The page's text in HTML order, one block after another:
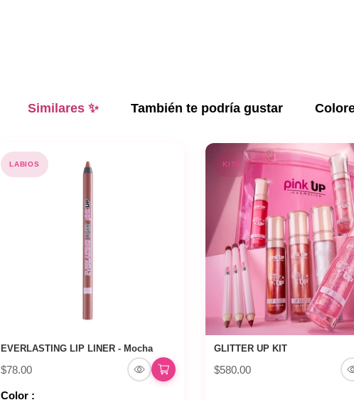
Similares ✨ También te podría gustar
LABIOS
EVERLASTING LIP LINER - Mocha
$78.00
Color :
KITS
GLITTER UP KIT
$580.00